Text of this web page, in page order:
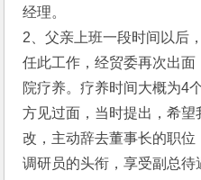
经理。
2、父亲上班一段时间以后
任此工作，经贸委再次出
院疗养。疗养时间大概为4
方见过面，当时提出，希
改，主动辞去董事长的职
调研员的头衔，享受副总